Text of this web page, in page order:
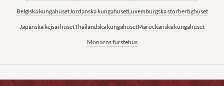
Belgiska kungahusetJordanska kungahusetLuxemburgska storhertighuset
Japanska kejsarhusetThailändska kungahusetMarockanska kungahuset
Monacos furstehus